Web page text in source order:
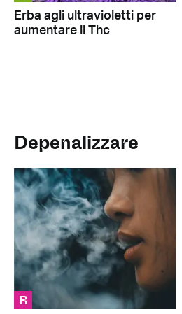
Erba agli ultravioletti per
aumentare il Thc
Depenalizzare
R